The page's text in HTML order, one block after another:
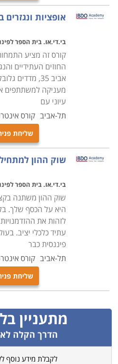
אופציות
בי.די.או. בית הספר
קורס זה מציע
החוזים העתידיים
אביב 35, מדדים
מעניקה למשתתפים
עיוני עם
תל-אביב קורס
שליחת
שוק ההון
בי.די.או. בית הספר
שוק ההון משתנה
היא על הכסף שלך.
לזהות את
עתיד כלכלי יציב.
פיננסית כבר
תל-אביב קורס
שליחת
מתעניין
הדרך הקלה
לקבלת מידע נוסף